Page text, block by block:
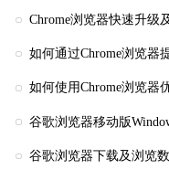
Chrome浏览器快速升级
如何通过Chrome浏览器
如何使用Chrome浏览器
谷歌浏览器移动版
谷歌浏览器下载及浏览